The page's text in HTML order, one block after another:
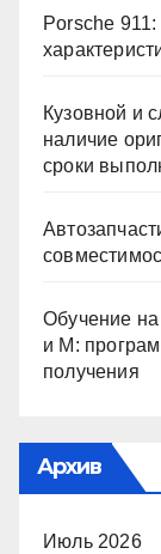
Porsche
Кузовной и
наличие
сроки
Обучение на
и M:
получения
Архив
Июль 2026